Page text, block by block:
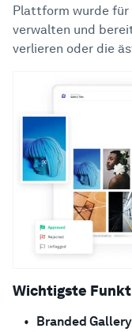
Plattform wurde
verwalten und
verlieren oder die
Wichtigste
Branded